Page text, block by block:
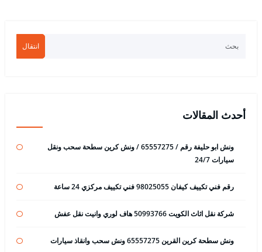
انتقال
أحدث المقالات
ونش ابو حليفة رقم / 65557275 / ونش كرين سطحة سحب ونقل
سيارات 24/7
رقم فني تكييف كيفان 98025055 فني تكييف مركزي 24 ساعة
شركة نقل اثاث الكويت 50993766 هاف لوري وانيت نقل عفش
ونش سطحة كرين القرين 65557275 ونش سحب وانقاذ سيارات